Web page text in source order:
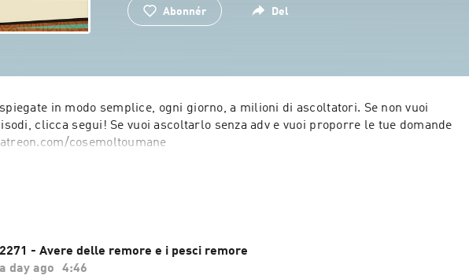
Abonnér Del
in modo semplice, ogni giorno, a milioni di ascoltatori. Se non vuoi
clicca segui! Se vuoi ascoltarlo senza adv e vuoi proporre le tue domande
cosemoltoumane
Avanti Veloce - viaggio nell'ADHD, Umani Molto Umani, il talk in cui a
vois.fm/
Sponsorship: sales@vois.fm
2271 - Avere delle remore e i pesci remore
a day ago
4:46